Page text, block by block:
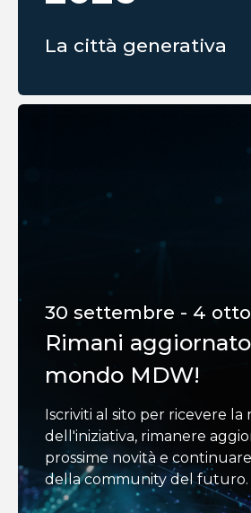
La città generativa
30 settembre - 4
Rimani
mondo MDW!
Iscriviti al sito per ricevere
dell'iniziativa, rimanere
prossime novità e
della community del futuro.